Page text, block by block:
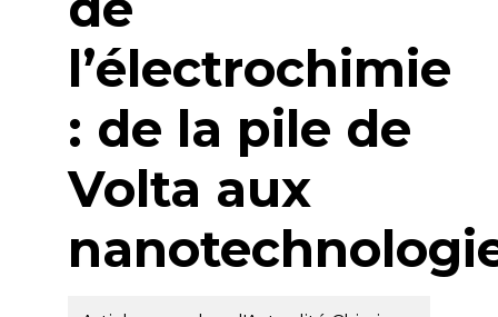
l’électrochimie
: de la pile de
Volta aux